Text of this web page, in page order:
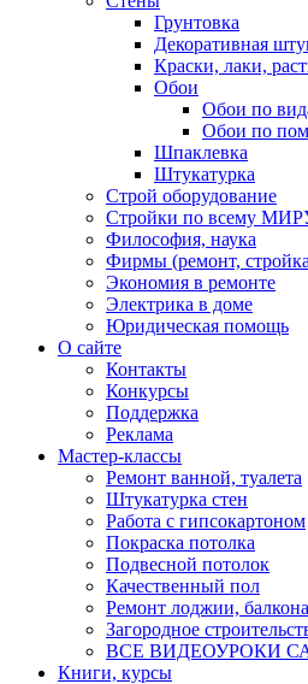
Грунтовка
Декоративная
Краски, лаки,
Обои
Обои по
Обои по
Шпаклевка
Штукатурка
Строй оборудование
Стройки по всему
Философия, наука
Фирмы (ремонт,
Экономия в ремонте
Электрика в доме
Юридическая помощь
О сайте
Контакты
Конкурсы
Поддержка
Реклама
Мастер-классы
Ремонт ванной, туалета
Штукатурка стен
Работа с гипсокартоном
Покраска потолка
Подвесной потолок
Качественный пол
Ремонт лоджии, балкона
Загородное
ВСЕ ВИДЕОУРОКИ
Книги, курсы